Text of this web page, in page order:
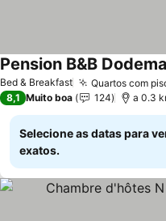
Bed & Breakfast Quartos com
Pension B&B
8,1 Muito boa 124 a 0.3
Selecione as datas para
exatos.